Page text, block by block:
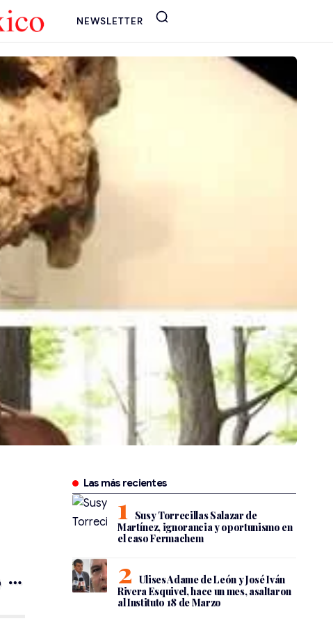
NEWSLETTER
Las más recientes
Susy Torrecillas Salazar de
Martínez, ignorancia y oportunismo en
el caso Fermachem
Ulises Adame de León y José Iván
Rivera Esquivel, hace un mes, asaltaron
al Instituto 18 de Marzo